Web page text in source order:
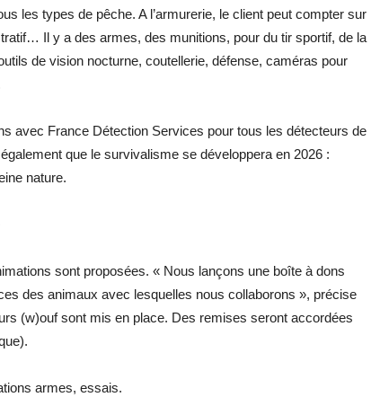
les types de pêche. A l’armurerie, le client peut compter sur
Il y a des armes, des munitions, pour du tir sportif, de la
de vision nocturne, coutellerie, défense, caméras pour
avec France Détection Services pour tous les détecteurs de
que le survivalisme se développera en 2026 :
nature.
sont proposées. « Nous lançons une boîte à dons
des animaux avec lesquelles nous collaborons », précise
(w)ouf sont mis en place. Des remises seront accordées
armes, essais.